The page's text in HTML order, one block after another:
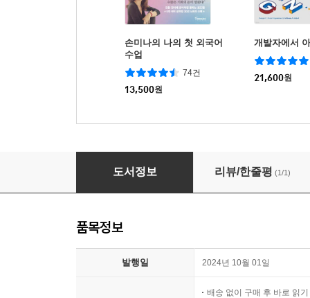
손미나의 나의 첫 외국어
수업
74건
13,500원
개발자에서
21,600원
개발자 원칙 (확장판)
도서정보 리뷰/한줄평 (1/1)
품목정보
발행일 2024년 10월 01일
배송 없이 구매 후 바로 읽기